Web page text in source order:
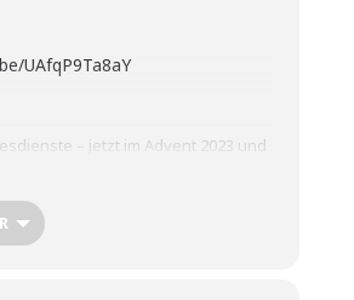
UAfqP9Ta8aY
– jetzt im Advent 2023 und